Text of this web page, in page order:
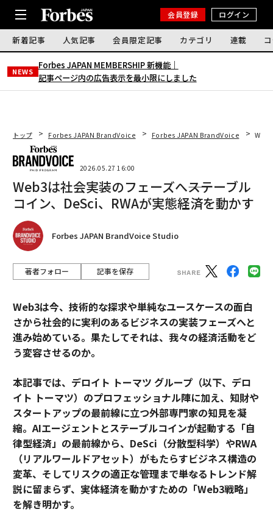
会員登録 ログイン
新着記事 人気記事 会員限定記事 カテゴリ 連載
NEWS
Forbes JAPAN MEMBERSHIP 新機能｜
記事ページ内の広告表示を最小限にしました
トップ Forbes JAPAN BrandVoice Forbes JAPAN BrandVoice
2026.05.27 16:00
Web3は社会実装のフェーズへ――ステーブル
コイン、DeSci、RWAが実態経済を動かす
Forbes JAPAN BrandVoice Studio
著者フォロー 記事を保存
Web3は今、技術的な探求や単純なユースケースの面白
さから社会的に実利のあるビジネスの実装フェーズへと
進み始めている。果たしてそれは、我々の経済活動をど
う変容させるのか。
本記事では、デロイト トーマツ グループ（以下、デロ
イト トーマツ）のプロフェッショナル陣に加え、知財や
スタートアップの最前線に立つ外部専門家の知見を凝
縮。AIエージェントとステーブルコインが起動する「自
律型経済」の最前線から、DeSci（分散型科学）やRWA
（リアルワールドアセット）がもたらすビジネス構造の
変革、そしてリスクの適正な管理まで――単なるトレンド解
説に留まらず、実体経済を動かすための「Web3戦略」
を解き明かす。